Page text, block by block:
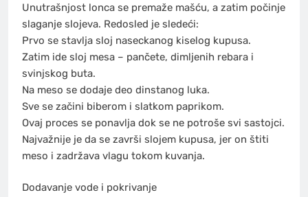
Unutrašnjost lonca se premaže mašću, a zatim počinje
slaganje slojeva. Redosled je sledeći:
Prvo se stavlja sloj naseckanog kiselog kupusa.
Zatim ide sloj mesa – pančete, dimljenih rebara i
svinjskog buta.
Na meso se dodaje deo dinstanog luka.
Sve se začini biberom i slatkom paprikom.
Ovaj proces se ponavlja dok se ne potroše svi sastojci.
Najvažnije je da se završi slojem kupusa, jer on štiti
meso i zadržava vlagu tokom kuvanja.
Dodavanje vode i pokrivanje